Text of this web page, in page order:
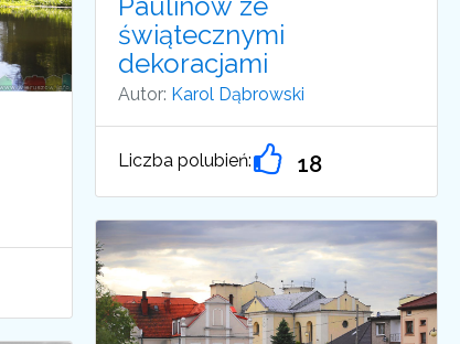
świątecznymi
dekoracjami
Autor: Karol Dąbrowski
Liczba polubień: 18